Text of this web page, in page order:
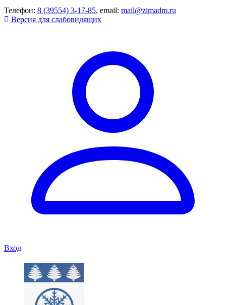
Телефон: 8 (39554) 3-17-85, email: mail@zimadm.ru
Версия для слабовидящих
Вход